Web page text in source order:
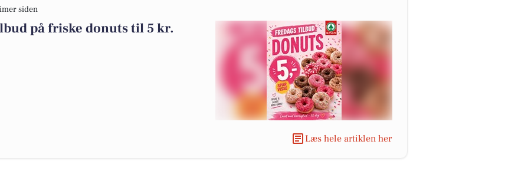
siden
på friske donuts til 5 kr.
Læs hele artiklen her